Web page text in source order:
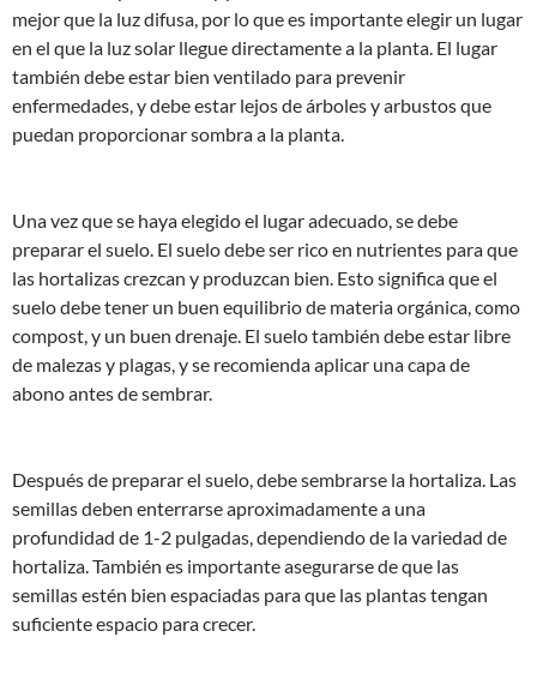
mejor que la luz difusa, por lo que es importante elegir un lugar
en el que la luz solar llegue directamente a la planta. El lugar
también debe estar bien ventilado para prevenir
enfermedades, y debe estar lejos de árboles y arbustos que
puedan proporcionar sombra a la planta.
Una vez que se haya elegido el lugar adecuado, se debe
preparar el suelo. El suelo debe ser rico en nutrientes para que
las hortalizas crezcan y produzcan bien. Esto significa que el
suelo debe tener un buen equilibrio de materia orgánica, como
compost, y un buen drenaje. El suelo también debe estar libre
de malezas y plagas, y se recomienda aplicar una capa de
abono antes de sembrar.
Después de preparar el suelo, debe sembrarse la hortaliza. Las
semillas deben enterrarse aproximadamente a una
profundidad de 1-2 pulgadas, dependiendo de la variedad de
hortaliza. También es importante asegurarse de que las
semillas estén bien espaciadas para que las plantas tengan
suficiente espacio para crecer.